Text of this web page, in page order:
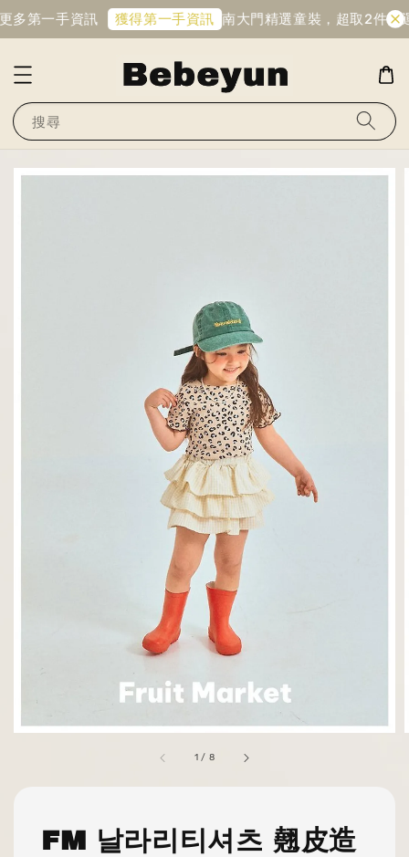
第一手資訊 獲得第一手資訊 南大門精選童裝，超取2件免運
搜尋
1 / 8
FM 날라리티셔츠 翹皮造